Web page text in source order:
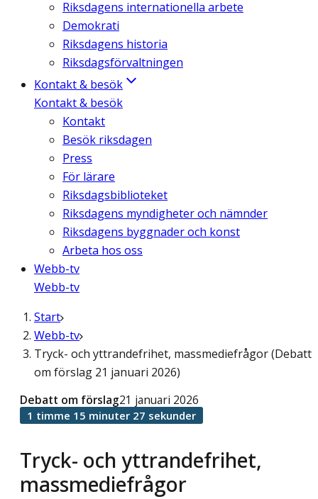
Riksdagens internationella arbete
Demokrati
Riksdagens historia
Riksdagsförvaltningen
Kontakt & besök
Kontakt & besök
Kontakt
Besök riksdagen
Press
För lärare
Riksdagsbiblioteket
Riksdagens myndigheter och nämnder
Riksdagens byggnader och konst
Arbeta hos oss
Webb-tv
Webb-tv
Start
Webb-tv
Tryck- och yttrandefrihet, massmediefrågor (Debatt
om förslag 21 januari 2026)
Tryck- och yttrandefrihet,
massmediefrågor
Debatt om förslag21 januari 2026
1 timme 15 minuter 27 sekunder